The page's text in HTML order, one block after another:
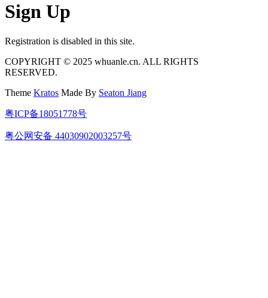
Sign Up
Registration is disabled in this site.
COPYRIGHT © 2025 whuanle.cn. ALL RIGHTS
RESERVED.
Theme Kratos Made By Seaton Jiang
粤ICP备18051778号
粤公网安备 44030902003257号